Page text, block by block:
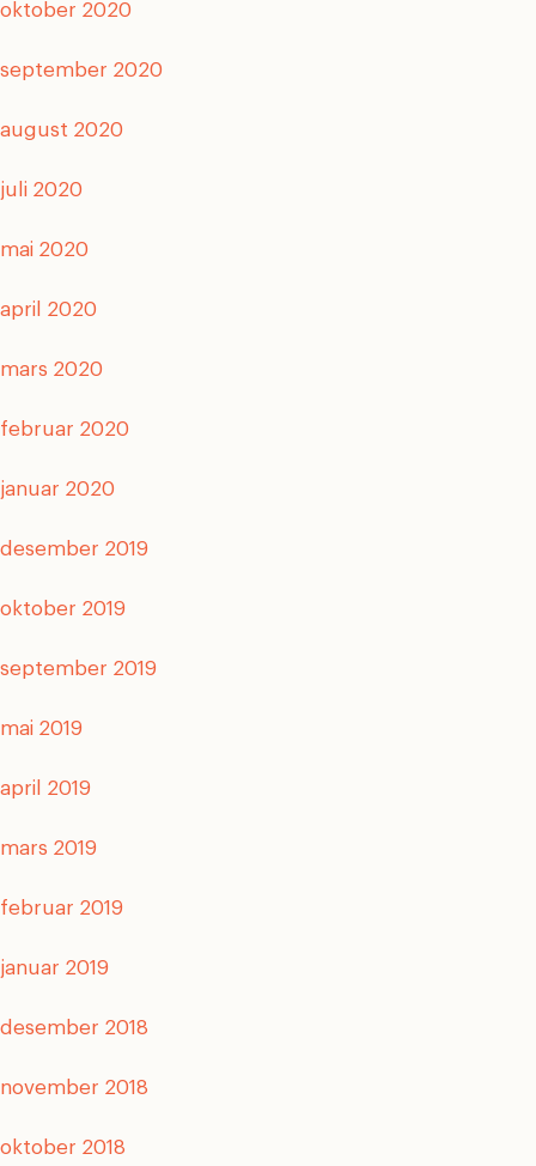
oktober 2020
september 2020
august 2020
juli 2020
mai 2020
april 2020
mars 2020
februar 2020
januar 2020
desember 2019
oktober 2019
september 2019
mai 2019
april 2019
mars 2019
februar 2019
januar 2019
desember 2018
november 2018
oktober 2018